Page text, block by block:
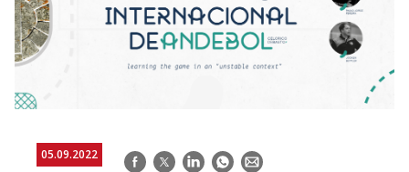
05.09.2022 Facebook
TwitterLinkedInWhatsApp
E-